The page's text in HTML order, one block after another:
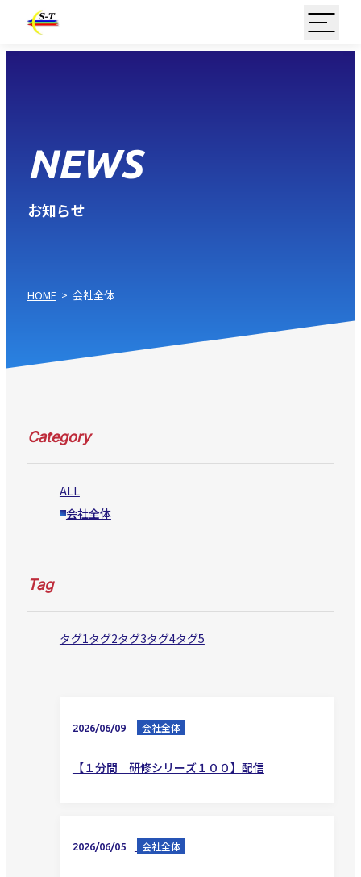
NEWS
お知らせ
HOME > 会社全体
Category
ALL
会社全体
Tag
タグ1タグ2タグ3タグ4タグ5
2026/06/09 会社全体
【１分間 研修シリーズ１００】配信
2026/06/05 会社全体